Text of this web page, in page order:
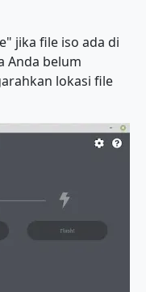
jika file iso ada di
Anda belum
lokasi file